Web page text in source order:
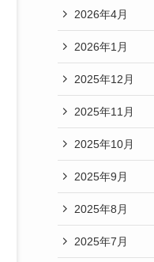
2026年4月
2026年1月
2025年12月
2025年11月
2025年10月
2025年9月
2025年8月
2025年7月